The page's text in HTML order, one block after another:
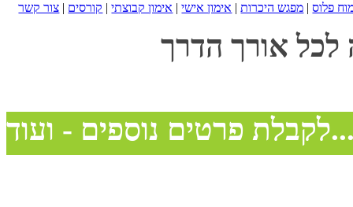
פלוס| מפגש היכרות| אימון אישי| אימון קבוצתי| קורסים | צור קשר
לכל אורך הדרך
נוספים - ועוד...